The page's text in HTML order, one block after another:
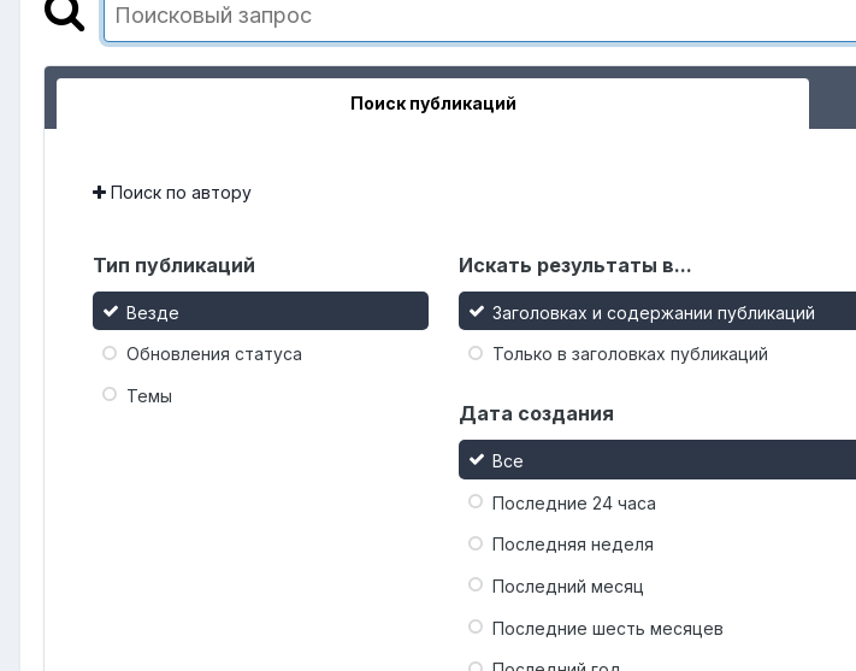
Поиск публикаций
Поиск по автору
Тип публикаций
Везде
Обновления статуса
Темы
Искать результаты в...
Заголовках и содержании публикаций
Только в заголовках публикаций
Дата создания
Все
Последние 24 часа
Последняя неделя
Последний месяц
Последние шесть месяцев